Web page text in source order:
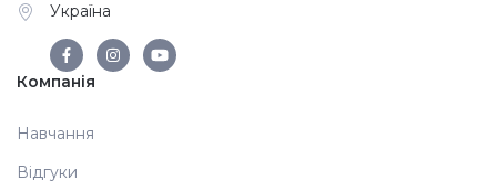
Аксесуари
Україна
Компанія
Навчання
Відгуки